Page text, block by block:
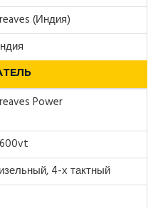
(Индия)
Power
4-х тактный